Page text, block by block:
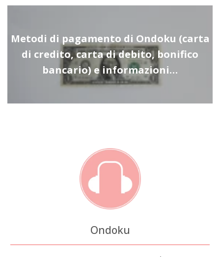
Metodi di pagamento di Ondoku (carta
di credito, carta di debito, bonifico
bancario) e informazioni…
Ondoku